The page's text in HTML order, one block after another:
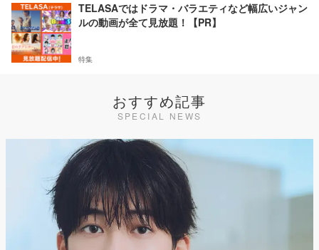
TELASAではドラマ・バラエティなど幅広いジャン
ルの動画が全て見放題！【PR】
特集
おすすめ記事
SPECIAL NEWS